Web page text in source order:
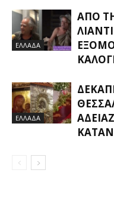
ΕΛΛΑΔΑ
ΑΠΌ
ΕΛΛΑΔΑ